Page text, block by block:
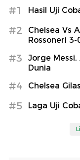
#1 Hasil Uji
#2
Chelsea Vs
Rossoneri
#3
Jorge Messi,
Dunia
#4 Chelsea
#5 Laga Uji